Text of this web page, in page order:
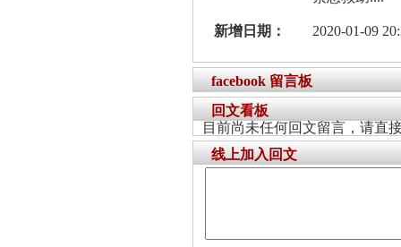
新增日期： 2020-01-09
facebook 留言板
回文看板
目前尚未任何回文留言，请直
线上加入回文